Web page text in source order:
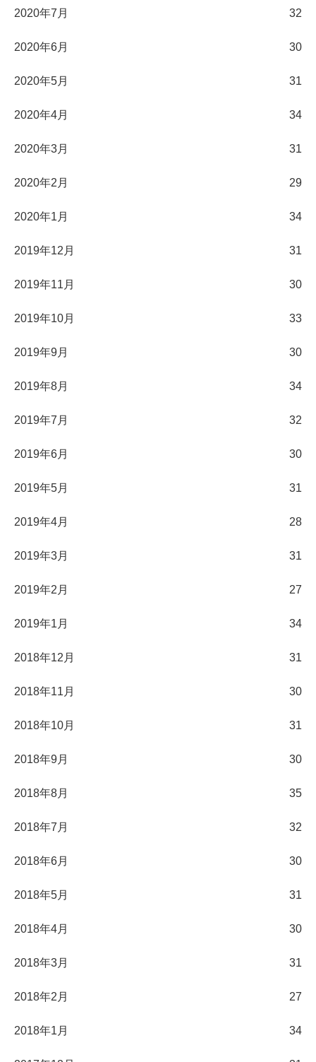
2020年7月 32
2020年6月 30
2020年5月 31
2020年4月 34
2020年3月 31
2020年2月 29
2020年1月 34
2019年12月 31
2019年11月 30
2019年10月 33
2019年9月 30
2019年8月 34
2019年7月 32
2019年6月 30
2019年5月 31
2019年4月 28
2019年3月 31
2019年2月 27
2019年1月 34
2018年12月 31
2018年11月 30
2018年10月 31
2018年9月 30
2018年8月 35
2018年7月 32
2018年6月 30
2018年5月 31
2018年4月 30
2018年3月 31
2018年2月 27
2018年1月 34